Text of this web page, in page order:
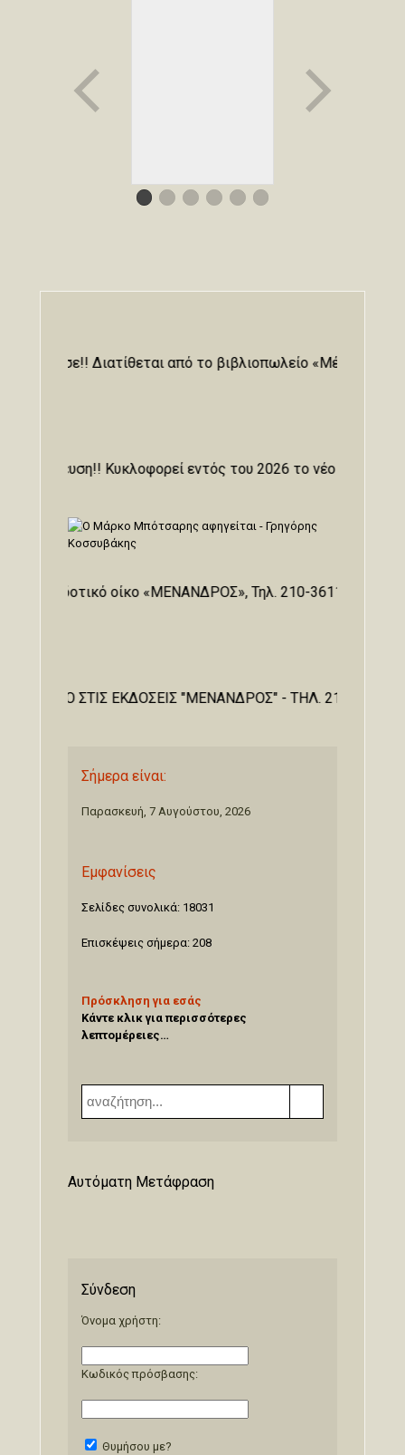
Διατίθεται από το βιβλιοπωλείο «Μένανδρος»
Κυκλοφορεί εντός του 2026 το νέο βιβλίο
τον εκδοτικό οίκο «ΜΕΝΑΝΔΡΟΣ», Τηλ. 210-3611000
TO ΣTIΣ EKΔOΣEIΣ "MENANΔPOΣ" - THΛ. 210-3611000
Σήμερα είναι:
Παρασκευή, 7 Αυγούστου, 2026
Εμφανίσεις
Σελίδες συνολικά: 18031
Επισκέψεις σήμερα: 208
Πρόσκληση για εσάς
Κάντε κλικ για περισσότερες
λεπτομέρειες…
Αυτόματη Μετάφραση
Σύνδεση
Όνομα χρήστη:
Κωδικός πρόσβασης:
Θυμήσου με?